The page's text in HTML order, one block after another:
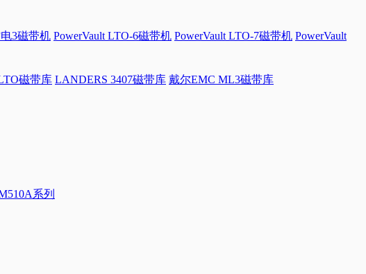
3磁带机 PowerVault LTO-6磁带机 PowerVault LTO-7磁带机 PowerVault
磁带库 LANDERS 3407磁带库 戴尔EMC ML3磁带库
系列